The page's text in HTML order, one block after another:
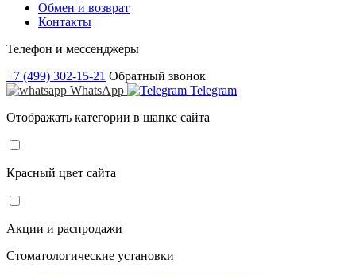
Обмен и возврат
Контакты
Телефон и мессенджеры
+7 (499) 302-15-21 Обратный звонок
WhatsApp
Telegram
Отображать категории в шапке сайта
Красный цвет сайта
Акции и распродажи
Стоматологические установки